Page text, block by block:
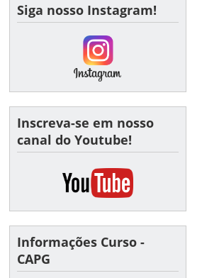
Siga nosso Instagram!
Inscreva-se em nosso
canal do Youtube!
Informações Curso -
CAPG